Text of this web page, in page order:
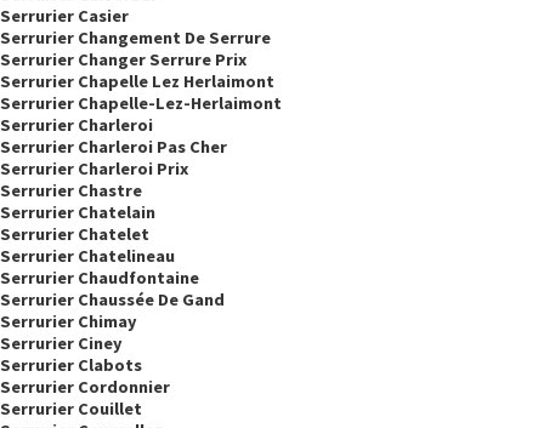
Serrurier Casier
Serrurier Changement De Serrure
Serrurier Changer Serrure Prix
Serrurier Chapelle Lez Herlaimont
Serrurier Chapelle-Lez-Herlaimont
Serrurier Charleroi
Serrurier Charleroi Pas Cher
Serrurier Charleroi Prix
Serrurier Chastre
Serrurier Chatelain
Serrurier Chatelet
Serrurier Chatelineau
Serrurier Chaudfontaine
Serrurier Chaussée De Gand
Serrurier Chimay
Serrurier Ciney
Serrurier Clabots
Serrurier Cordonnier
Serrurier Couillet